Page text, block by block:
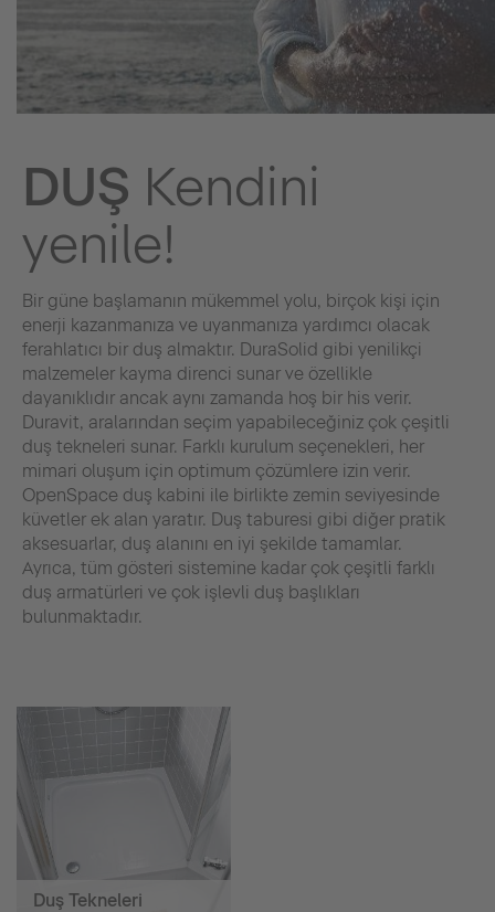
DUŞ Kendini
yenile!
Bir güne başlamanın mükemmel yolu, birçok kişi için
enerji kazanmanıza ve uyanmanıza yardımcı olacak
ferahlatıcı bir duş almaktır. DuraSolid gibi yenilikçi
malzemeler kayma direnci sunar ve özellikle
dayanıklıdır ancak aynı zamanda hoş bir his verir.
Duravit, aralarından seçim yapabileceğiniz çok çeşitli
duş tekneleri sunar. Farklı kurulum seçenekleri, her
mimari oluşum için optimum çözümlere izin verir.
OpenSpace duş kabini ile birlikte zemin seviyesinde
küvetler ek alan yaratır. Duş taburesi gibi diğer pratik
aksesuarlar, duş alanını en iyi şekilde tamamlar.
Ayrıca, tüm gösteri sistemine kadar çok çeşitli farklı
duş armatürleri ve çok işlevli duş başlıkları
bulunmaktadır.
Duş Tekneleri